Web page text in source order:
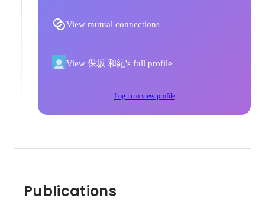
View mutual connections
View 保坂 和紀's full profile
Log in to view profile
Publications